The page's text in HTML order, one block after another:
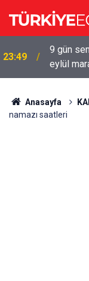
23:49
9 gün
eylül
Anasayfa
namazı saatleri